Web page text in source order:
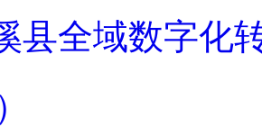
县全域数字化